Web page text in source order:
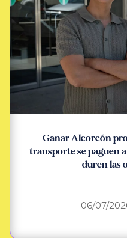
Ganar Alcorcón
transporte se paguen
duren las
06/07/